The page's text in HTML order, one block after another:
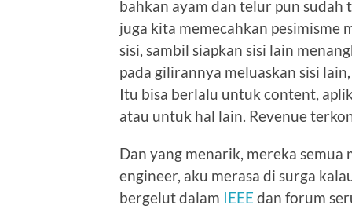
bahkan ayam dan telur pun
juga kita memecahkan pesimisme
sisi, sambil siapkan sisi lain
pada gilirannya meluaskan sisi
Itu bisa berlalu untuk content,
atau untuk hal lain. Revenue
Dan yang menarik, mereka
engineer, aku merasa di surga
bergelut dalam IEEE dan forum